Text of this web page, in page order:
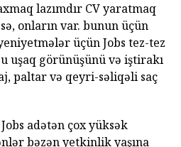
lazımdır CV yaratmaq
onların var. bunun üçün
üçün Jobs tez-tez
uşaq görünüşünü və iştirakı
paltar və qeyri-səliqəli saç
adətən çox yüksək
bəzən yetkinlik yaşına